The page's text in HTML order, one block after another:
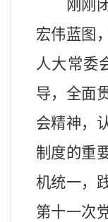
刚刚
宏伟蓝图
人大常委
导，全面
会精神，
制度的重
机统一，
第十一次